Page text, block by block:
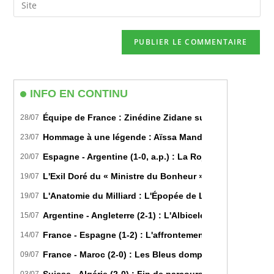
INFO EN CONTINU
28/07 Équipe de France : Zinédine Zidane succède
23/07 Hommage à une légende : Aïssa Mandi tire sa
20/07 Espagne - Argentine (1-0, a.p.) : La Roja sur le toit
19/07 L'Exil Doré du « Ministre du Bonheur » : Dans les
19/07 L'Anatomie du Milliard : L'Épopée de Lamine Yamal du
15/07 Argentine - Angleterre (2-1) : L'Albiceleste renverse
14/07 France - Espagne (1-2) : L'affrontement tactique
09/07 France - Maroc (2-0) : Les Bleus domptent les Lions
comment
address
l’URL